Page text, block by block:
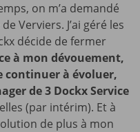
on m’a demandé
Verviers. J’ai géré les
décide de fermer
à mon dévouement,
continuer à évoluer,
de 3 Dockx Service
(par intérim). Et à
de plus à mon